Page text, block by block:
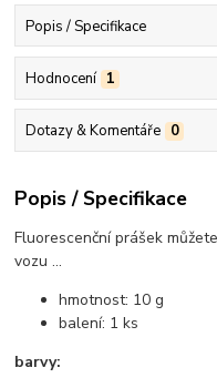
Popis / Specifikace
Hodnocení 1
Dotazy & Komentáře 0
Popis / Specifikace
Fluorescenční prášek
vozu ...
hmotnost: 10 g
balení: 1 ks
barvy: